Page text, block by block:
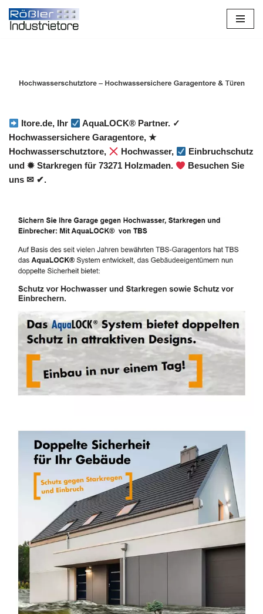
Zum
Itore.de, Ihr
AquaLOCK® Partner. ✓
Hochwassersichere Garagentore, ★
Hochwasserschutztore,
Hochwasser,
Einbruchschutz
und ✹ Starkregen für 73271 Holzmaden.
Besuchen Sie
uns ✉ ✔.